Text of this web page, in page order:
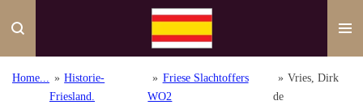
direct
de
hoofdinhoud
Home... » Historie-
Friesland.
» Friese Slachtoffers
WO2
» Vries, Dirk
de